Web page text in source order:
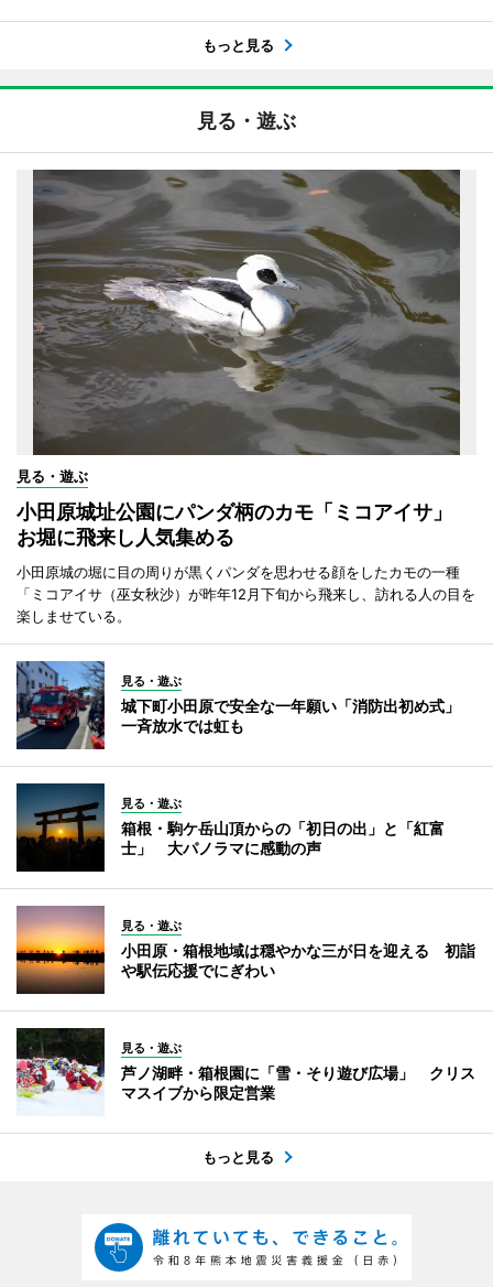
もっと見る
見る・遊ぶ
見る・遊ぶ
小田原城址公園にパンダ柄のカモ「ミコアイサ」
お堀に飛来し人気集める
小田原城の堀に目の周りが黒くパンダを思わせる顔をしたカモの一種
「ミコアイサ（巫女秋沙）が昨年12月下旬から飛来し、訪れる人の目を
楽しませている。
見る・遊ぶ
城下町小田原で安全な一年願い「消防出初め式」
一斉放水では虹も
見る・遊ぶ
箱根・駒ケ岳山頂からの「初日の出」と「紅富
士」 大パノラマに感動の声
見る・遊ぶ
小田原・箱根地域は穏やかな三が日を迎える 初詣
や駅伝応援でにぎわい
見る・遊ぶ
芦ノ湖畔・箱根園に「雪・そり遊び広場」 クリス
マスイブから限定営業
もっと見る